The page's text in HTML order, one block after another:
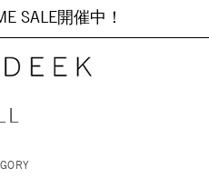
SALE開催中！